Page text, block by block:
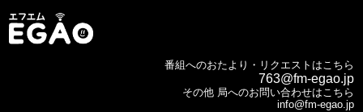
番組へのおたより・リクエストはこちら
763@fm-egao.jp
その他 局へのお問い合わせはこちら
info@fm-egao.jp